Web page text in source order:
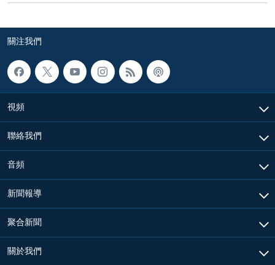
關注我們
視頻
聯絡我們
音頻
新聞報導
聚合新聞
關於我們